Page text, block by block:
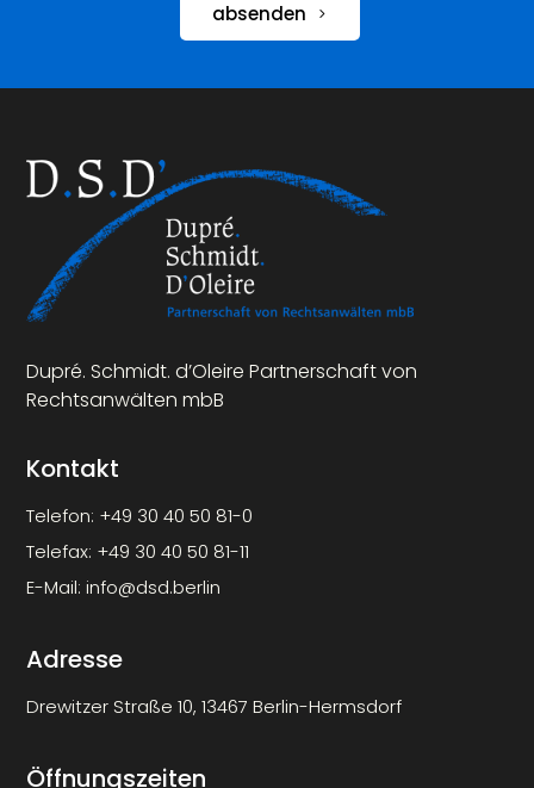
absenden
Dupré. Schmidt. d’Oleire Partnerschaft von
Rechtsanwälten mbB
Kontakt
Telefon: +49 30 40 50 81-0
Telefax: +49 30 40 50 81-11
E-Mail:info@dsd.berlin
Adresse
Drewitzer Straße 10, 13467 Berlin-Hermsdorf
Öffnungszeiten